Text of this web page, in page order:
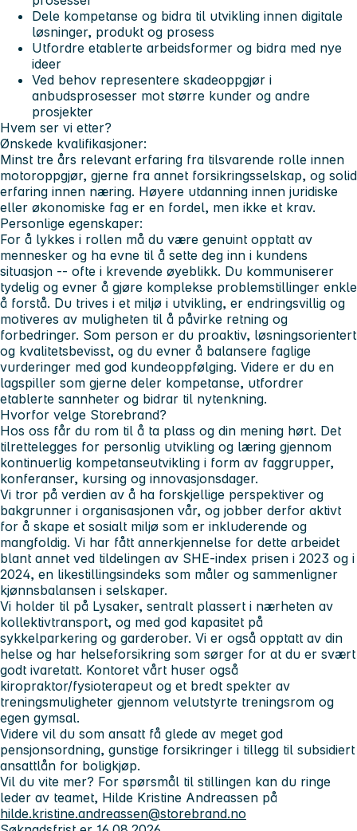
Dele kompetanse og bidra til utvikling innen digitale
løsninger, produkt og prosess
Utfordre etablerte arbeidsformer og bidra med nye
ideer
Ved behov representere skadeoppgjør i
anbudsprosesser mot større kunder og andre
prosjekter
Hvem ser vi etter?
Ønskede kvalifikasjoner:
Minst tre års relevant erfaring fra tilsvarende rolle innen
motoroppgjør, gjerne fra annet forsikringsselskap, og solid
erfaring innen næring. Høyere utdanning innen juridiske
eller økonomiske fag er en fordel, men ikke et krav.
Personlige egenskaper:
For å lykkes i rollen må du være genuint opptatt av
mennesker og ha evne til å sette deg inn i kundens
situasjon -- ofte i krevende øyeblikk. Du kommuniserer
tydelig og evner å gjøre komplekse problemstillinger enkle
å forstå. Du trives i et miljø i utvikling, er endringsvillig og
motiveres av muligheten til å påvirke retning og
forbedringer. Som person er du proaktiv, løsningsorientert
og kvalitetsbevisst, og du evner å balansere faglige
vurderinger med god kundeoppfølging. Videre er du en
lagspiller som gjerne deler kompetanse, utfordrer
etablerte sannheter og bidrar til nytenkning.
Hvorfor velge Storebrand?
Hos oss får du rom til å ta plass og din mening hørt. Det
tilrettelegges for personlig utvikling og læring gjennom
kontinuerlig kompetanseutvikling i form av faggrupper,
konferanser, kursing og innovasjonsdager.
Vi tror på verdien av å ha forskjellige perspektiver og
bakgrunner i organisasjonen vår, og jobber derfor aktivt
for å skape et sosialt miljø som er inkluderende og
mangfoldig. Vi har fått annerkjennelse for dette arbeidet
blant annet ved tildelingen av SHE-index prisen i 2023 og i
2024, en likestillingsindeks som måler og sammenligner
kjønnsbalansen i selskaper.
Vi holder til på Lysaker, sentralt plassert i nærheten av
kollektivtransport, og med god kapasitet på
sykkelparkering og garderober. Vi er også opptatt av din
helse og har helseforsikring som sørger for at du er svært
godt ivaretatt. Kontoret vårt huser også
kiropraktor/fysioterapeut og et bredt spekter av
treningsmuligheter gjennom velutstyrte treningsrom og
egen gymsal.
Videre vil du som ansatt få glede av meget god
pensjonsordning, gunstige forsikringer i tillegg til subsidiert
ansattlån for boligkjøp.
Vil du vite mer? For spørsmål til stillingen kan du ringe
leder av teamet, Hilde Kristine Andreassen på
hilde.kristine.andreassen@storebrand.no